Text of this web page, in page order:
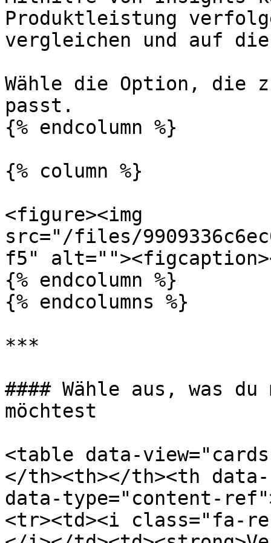
Produktleistung
vergleichen und auf
Wähle die Option, die
passt.
{% endcolumn %}
{% column %}
<figure><img
src="/files/
f5"
{% endcolumn %}
{% endcolumns %}
***
#### Wähle aus, was
möchtest
<table data-
</th><th></th><th
data-type="content-
<tr><td><i class="fa-